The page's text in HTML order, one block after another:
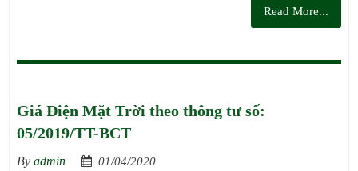
Read More...
Giá Điện Mặt Trời theo thông tư số:
05/2019/TT-BCT
By admin
01/04/2020